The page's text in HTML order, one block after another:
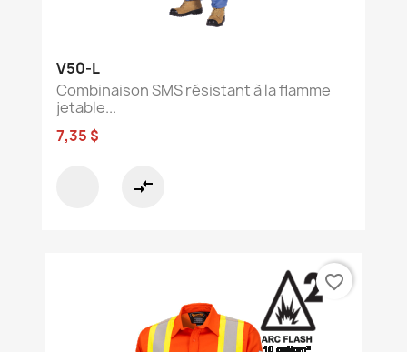
V50-L
Combinaison SMS résistant à la flamme
jetable...
7,35 $
compare_arrows
favorite_border